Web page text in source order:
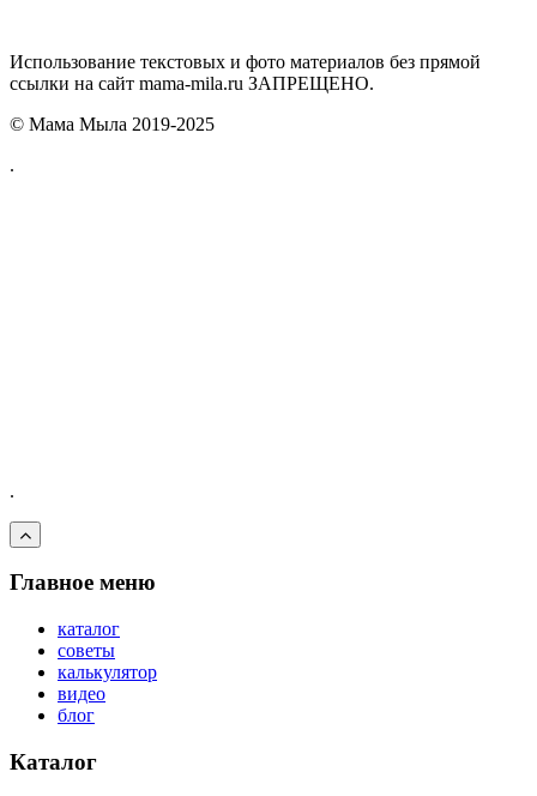
Использование текстовых и фото материалов без прямой
ссылки на сайт mama-mila.ru ЗАПРЕЩЕНО.
© Мама Мыла 2019-2025
.
.
Главное меню
каталог
советы
калькулятор
видео
блог
Каталог